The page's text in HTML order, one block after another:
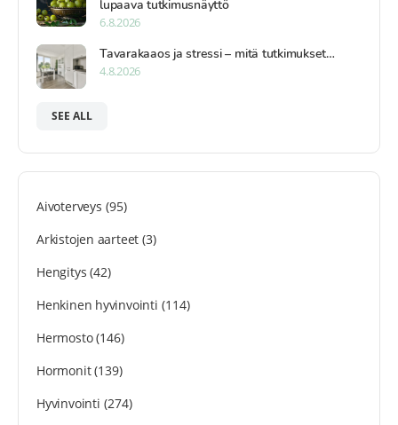
lupaava tutkimusnäyttö
6.8.2026
Tavarakaaos ja stressi – mitä tutkimukset…
4.8.2026
SEE ALL
Aivoterveys (95)
Arkistojen aarteet (3)
Hengitys (42)
Henkinen hyvinvointi (114)
Hermosto(146)
Hormonit(139)
Hyvinvointi (274)